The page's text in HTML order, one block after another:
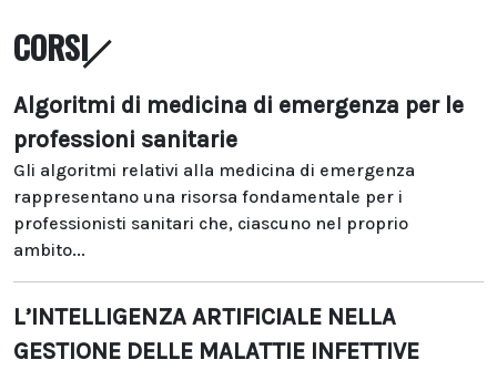
CORSI
Algoritmi di medicina di emergenza per le
professioni sanitarie
Gli algoritmi relativi alla medicina di emergenza
rappresentano una risorsa fondamentale per i
professionisti sanitari che, ciascuno nel proprio
ambito...
L’INTELLIGENZA ARTIFICIALE NELLA
GESTIONE DELLE MALATTIE INFETTIVE